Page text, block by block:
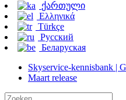
ქართული
Ελληνικά
Türkçe
Русский
Беларуская
Skyservice-kennisbank |
Maart release